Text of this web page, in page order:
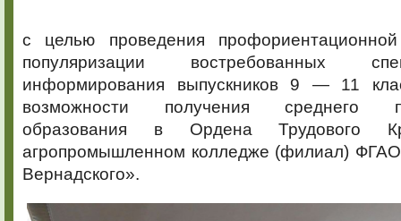
с целью проведения
популяризации востребованных
информирования выпускников 9 — 11
возможности получения среднего
образования в Ордена Трудового
агропромышленном колледже (филиал)
Вернадского».